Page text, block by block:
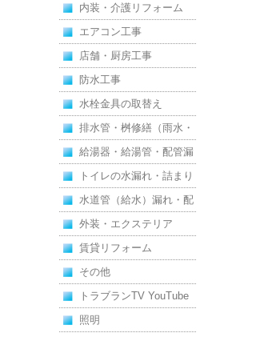
内装・介護リフォーム
エアコン工事
店舗・厨房工事
防水工事
水栓金具の取替え
排水管・桝修繕（雨水・
汚水）
給湯器・給湯管・配管漏
れ
トイレの水漏れ・詰まり
水道管（給水）漏れ・配
管
外装・エクステリア
賃貸リフォーム
その他
トラブランTV YouTube
照明